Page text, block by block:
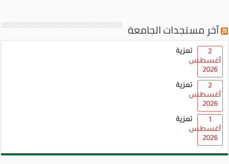
آخر مستجدات الجامعة
تعزية
2
أغسطس
2026
تعزية
2
أغسطس
2026
تعزية
1
أغسطس
2026